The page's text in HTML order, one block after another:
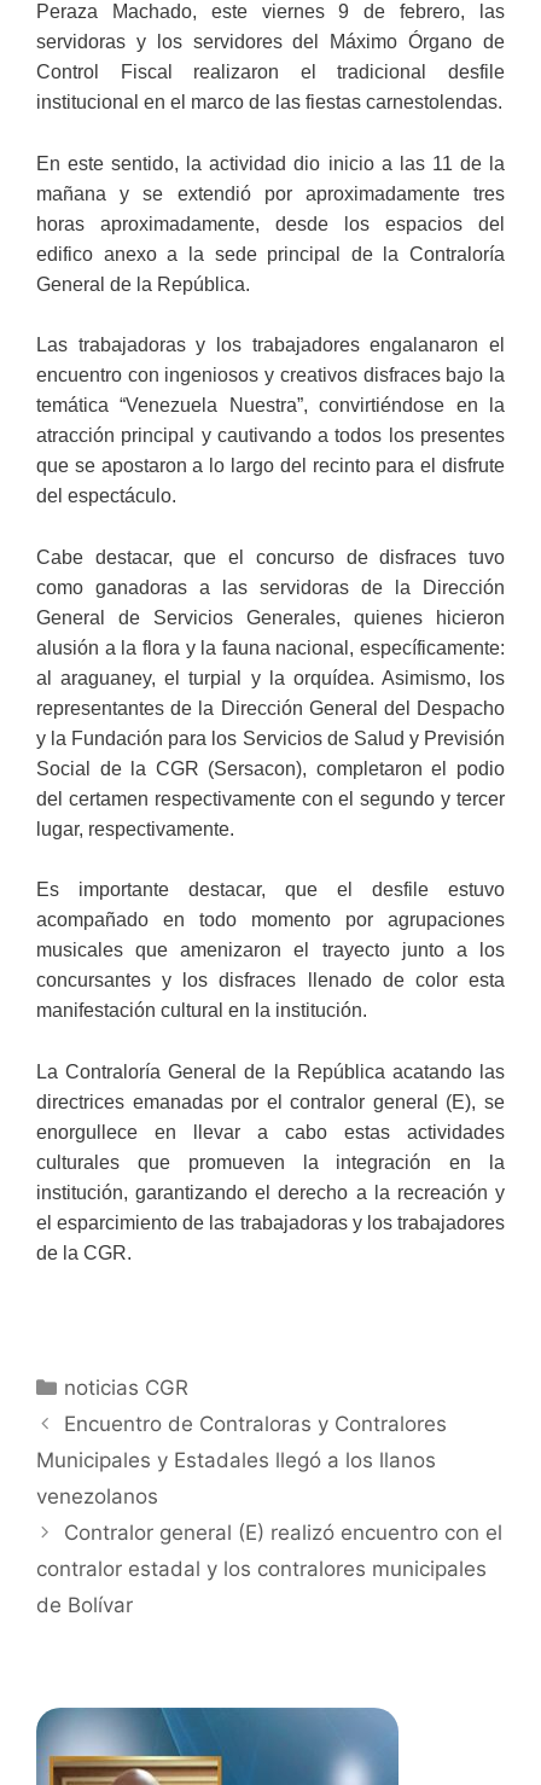
Peraza Machado, este viernes 9 de febrero, las
servidoras y los servidores del Máximo Órgano de
Control Fiscal realizaron el tradicional desfile
institucional en el marco de las fiestas carnestolendas.
En este sentido, la actividad dio inicio a las 11 de la
mañana y se extendió por aproximadamente tres
horas aproximadamente, desde los espacios del
edifico anexo a la sede principal de la Contraloría
General de la República.
Las trabajadoras y los trabajadores engalanaron el
encuentro con ingeniosos y creativos disfraces bajo la
temática “Venezuela Nuestra”, convirtiéndose en la
atracción principal y cautivando a todos los presentes
que se apostaron a lo largo del recinto para el disfrute
del espectáculo.
Cabe destacar, que el concurso de disfraces tuvo
como ganadoras a las servidoras de la Dirección
General de Servicios Generales, quienes hicieron
alusión a la flora y la fauna nacional, específicamente:
al araguaney, el turpial y la orquídea. Asimismo, los
representantes de la Dirección General del Despacho
y la Fundación para los Servicios de Salud y Previsión
Social de la CGR (Sersacon), completaron el podio
del certamen respectivamente con el segundo y tercer
lugar, respectivamente.
Es importante destacar, que el desfile estuvo
acompañado en todo momento por agrupaciones
musicales que amenizaron el trayecto junto a los
concursantes y los disfraces llenado de color esta
manifestación cultural en la institución.
La Contraloría General de la República acatando las
directrices emanadas por el contralor general (E), se
enorgullece en llevar a cabo estas actividades
culturales que promueven la integración en la
institución, garantizando el derecho a la recreación y
el esparcimiento de las trabajadoras y los trabajadores
de la CGR.
noticias CGR
Encuentro de Contraloras y Contralores
Municipales y Estadales llegó a los llanos
venezolanos
Contralor general (E) realizó encuentro con el
contralor estadal y los contralores municipales
de Bolívar